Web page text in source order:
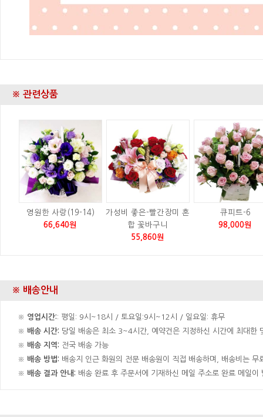
※ 관련상품
영원한 사랑(19-14)
66,640원
가성비 좋은-빨간장미 혼
합 꽃바구니
55,860원
큐피트-6
98,000원
※ 배송안내
※ 영업시간:: 평일: 9시~18시 / 토요일:9시~12시 / 일요일: 휴무
※배송 시간: 당일 배송은 최소 3~4시간, 예약건은 지정하신 시간에 최대
※배송 지역: 전국 배송 가능
※배송 방법: 배송지 인근 화원의 전문 배송원이 직접 배송하며, 배송비는
※배송 결과 안내: 배송 완료 후 주문서에 기재하신 메일 주소로 완료 메일이